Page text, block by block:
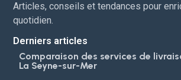
Articles, conseils et tendances pour
quotidien.
Derniers articles
Comparaison des services de
La Seyne-sur-Mer